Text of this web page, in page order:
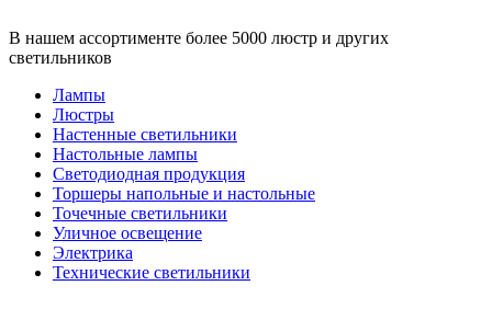
В нашем ассортименте более 5000 люстр и других
светильников
Лампы
Люстры
Настенные светильники
Настольные лампы
Светодиодная продукция
Торшеры напольные и настольные
Точечные светильники
Уличное освещение
Электрика
Технические светильники